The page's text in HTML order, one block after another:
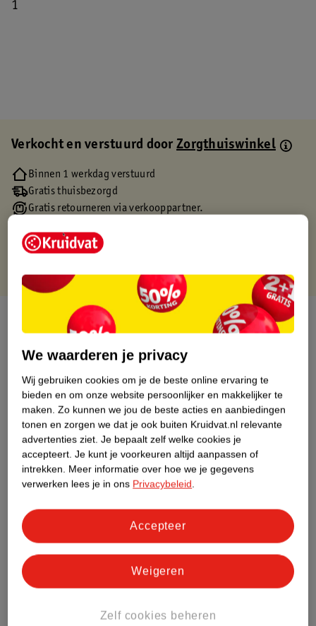
1
Verkocht en verstuurd doorZorgthuiswinkel
Binnen 1 werkdag verstuurd
Gratis thuisbezorgd
Gratis retourneren via verkooppartner.
Over dit product
Productinformatie
Etiketinformatie
Nature Impact Score
Dit product heeft (nog) geen Nature
Impact Score.
Meer informatie
Bestel & Bezorginformatie
We waarderen je privacy
Wij gebruiken cookies om je de beste online ervaring te
bieden en om onze website persoonlijker en makkelijker te
maken. Zo kunnen we jou de beste acties en aanbiedingen
tonen en zorgen we dat je ook buiten Kruidvat.nl relevante
advertenties ziet. Je bepaalt zelf welke cookies je
accepteert. Je kunt je voorkeuren altijd aanpassen of
intrekken. Meer informatie over hoe we je gegevens
verwerken lees je in ons Privacybeleid.
Zelf cookies beheren
Weigeren
Accepteer